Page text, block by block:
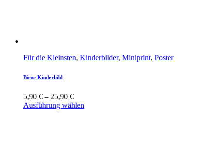
Für die Kleinsten, Kinderbilder, Miniprint, Poster
Biene Kinderbild
5,90 € – 25,90 €
Ausführung wählen